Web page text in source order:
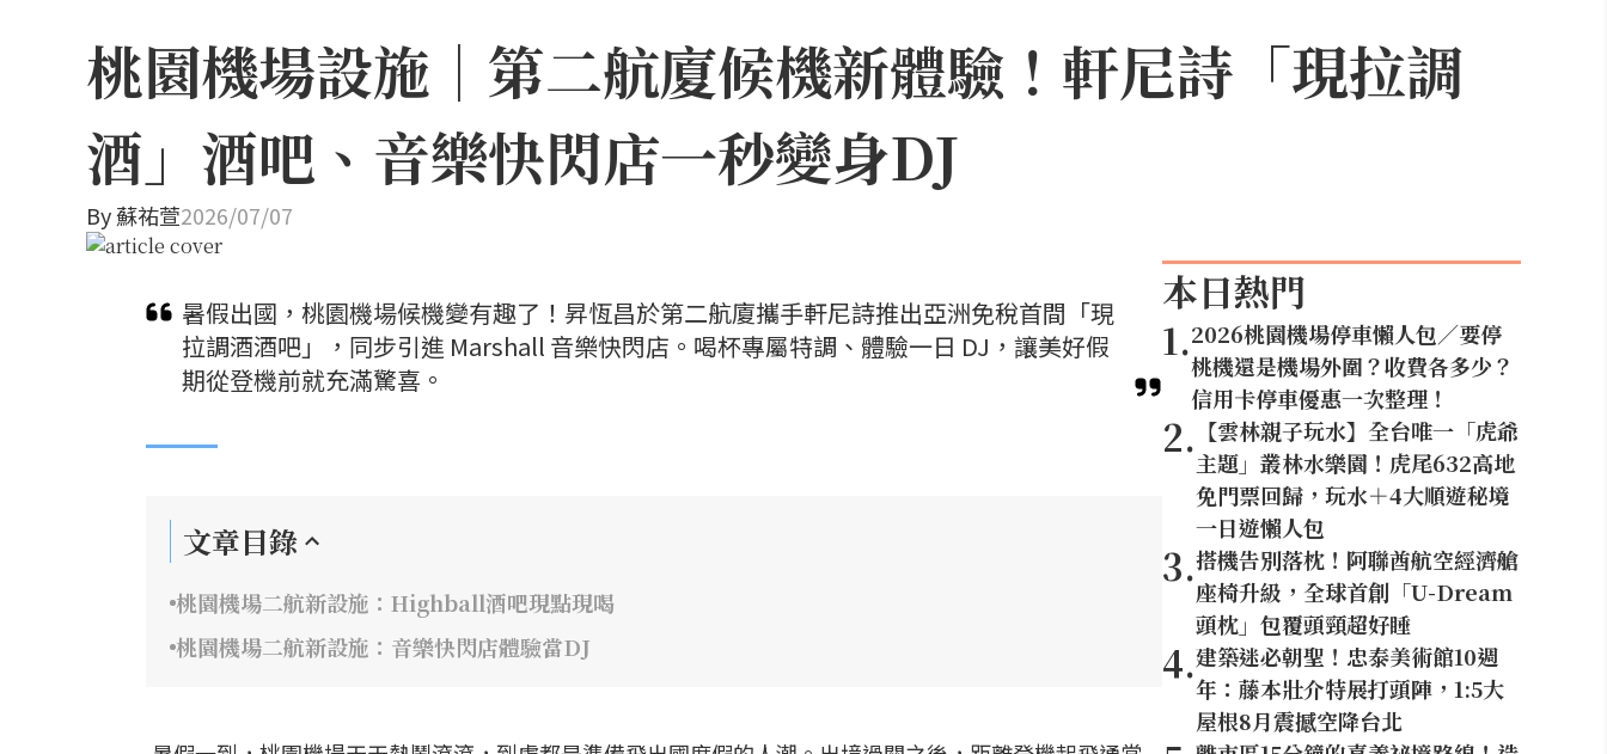
桃園機場設施｜第二航廈候機新體驗！軒尼詩「現拉調
酒」酒吧、音樂快閃店一秒變身DJ
By蘇祐萱2026/07/07
暑假出國，桃園機場候機變有趣了！昇恆昌於第二航廈攜手軒尼詩推出亞洲免稅首間「現
拉調酒酒吧」，同步引進 Marshall 音樂快閃店。喝杯專屬特調、體驗一日 DJ，讓美好假
期從登機前就充滿驚喜。
文章目錄
桃園機場二航新設施：Highball酒吧現點現喝
桃園機場二航新設施：音樂快閃店體驗當DJ
本日熱門
1.2026桃園機場停車懶人包／要停
桃機還是機場外圍？收費各多少？
信用卡停車優惠一次整理！
2. 【雲林親子玩水】全台唯一「虎爺
主題」叢林水樂園！虎尾632高地
免門票回歸，玩水＋4大順遊秘境
一日遊懶人包
3.搭機告別落枕！阿聯酋航空經濟艙
座椅升級，全球首創「U-Dream
頭枕」包覆頭頸超好睡
4.建築迷必朝聖！忠泰美術館10週
年：藤本壯介特展打頭陣，1:5大
屋根8月震撼空降台北